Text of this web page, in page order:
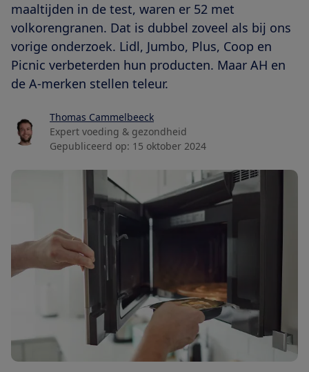
maaltijden in de test, waren er 52 met
volkorengranen. Dat is dubbel zoveel als bij ons
vorige onderzoek. Lidl, Jumbo, Plus, Coop en
Picnic verbeterden hun producten. Maar AH en
de A-merken stellen teleur.
Thomas Cammelbeeck
Expert voeding & gezondheid
Gepubliceerd op: 15 oktober 2024